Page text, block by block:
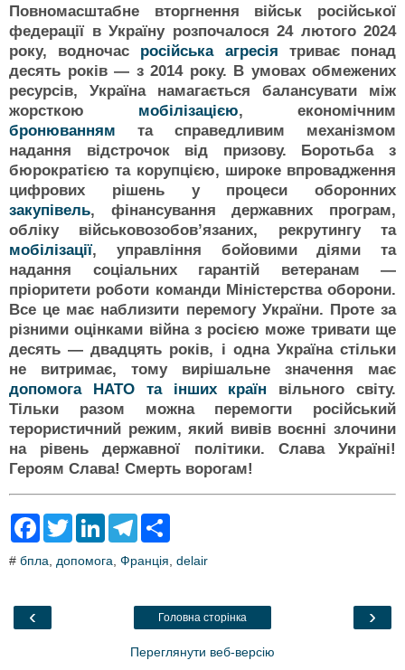
Повномасштабне вторгнення військ російської
федерації в Україну розпочалося 24 лютого 2024
року, водночас російська агресія триває понад
десять років — з 2014 року. В умовах обмежених
ресурсів, Україна намагається балансувати між
жорсткою мобілізацією, економічним
бронюванням та справедливим механізмом
надання відстрочок від призову. Боротьба з
бюрократією та корупцією, широке впровадження
цифрових рішень у процеси оборонних
закупівель, фінансування державних програм,
обліку військовозобовʼязаних, рекрутингу та
мобілізації, управління бойовими діями та
надання соціальних гарантій ветеранам —
пріоритети роботи команди Міністерства оборони.
Все це має наблизити перемогу України. Проте за
різними оцінками війна з росією може тривати ще
десять — двадцять років, і одна Україна стільки
не витримає, тому вирішальне значення має
допомога НАТО та інших країн вільного світу.
Тільки разом можна перемогти російський
терористичний режим, який вивів воєнні злочини
на рівень державної політики. Слава Україні!
Героям Слава! Смерть ворогам!
F
e
o
T
t
L
k
T
e
a
r
# бпла допомога Франція delair
‹ ›
Головна сторінка
Переглянути веб-версію